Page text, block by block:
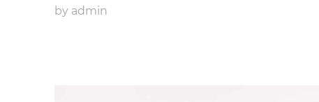
by admin